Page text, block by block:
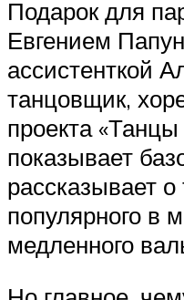
Подарок для
Евгением
ассистенткой
танцовщик,
проекта
показывает
рассказывает о
популярного в
медленного